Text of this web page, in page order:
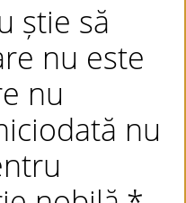
știe să
nu este
nu
nu